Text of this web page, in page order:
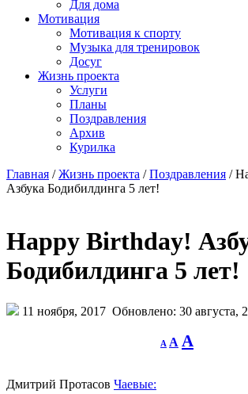
Для дома
Мотивация
Мотивация к спорту
Музыка для тренировок
Досуг
Жизнь проекта
Услуги
Планы
Поздравления
Архив
Курилка
Главная / Жизнь проекта / Поздравления /
Азбука Бодибилдинга 5 лет!
Happy Birthday!
Бодибилдинга 5 лет!
11 ноября, 2017 Обновлено: 30 августа,
A
Decrease
font
A Reset
font
A
Дмитрий Протасов Чаевые: